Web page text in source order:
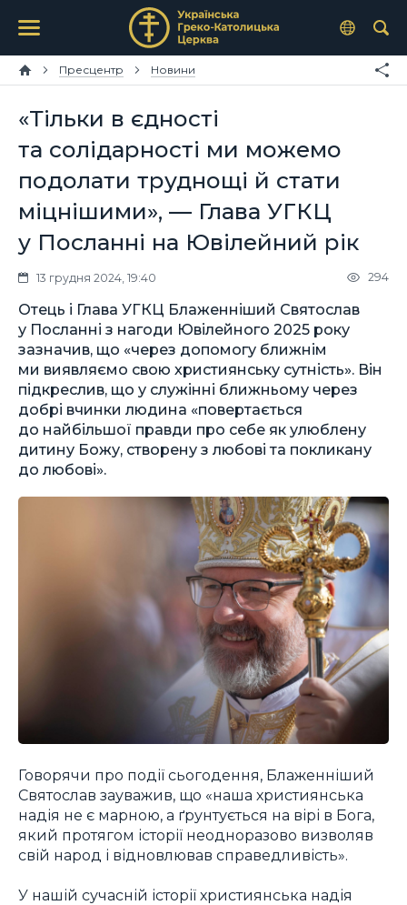
Пресцентр Новини
«Тільки в єдності
та солідарності ми можемо
подолати труднощі й стати
міцнішими», — Глава УГКЦ
у Посланні на Ювілейний рік
13 грудня 2024, 19:40 294
Отець і Глава УГКЦ Блаженніший Святослав
у Посланні з нагоди Ювілейного 2025 року
зазначив, що «через допомогу ближнім
ми виявляємо свою християнську сутність». Він
підкреслив, що у служінні ближньому через
добрі вчинки людина «повертається
до найбільшої правди про себе як улюблену
дитину Божу, створену з любові та покликану
до любові».
Говорячи про події сьогодення, Блаженніший
Святослав зауважив, що «наша християнська
надія не є марною, а ґрунтується на вірі в Бога,
який протягом історії неодноразово визволяв
свій народ і відновлював справедливість».
У нашій сучасній історії християнська надія